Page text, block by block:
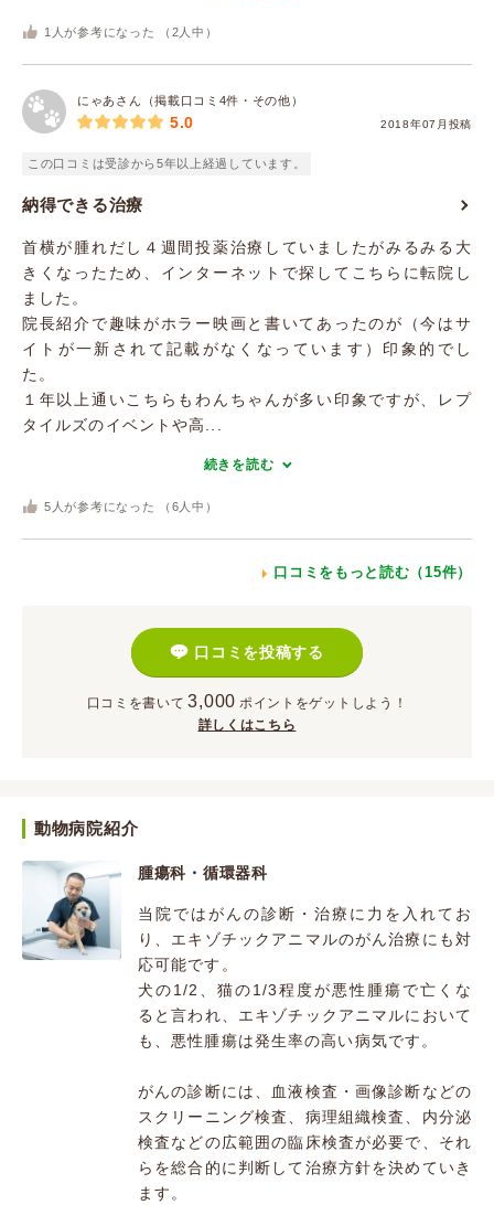
1 人が参考になった （ 2 人中）
にゃあさん（掲載口コミ4件・その他）
2018年07月投稿
5.0
この口コミは受診から5年以上経過しています。
納得できる治療
首横が腫れだし４週間投薬治療していましたがみるみる大
きくなったため、インターネットで探してこちらに転院し
ました。
院長紹介で趣味がホラー映画と書いてあったのが（今はサ
イトが一新されて記載がなくなっています）印象的でし
た。
１年以上通いこちらもわんちゃんが多い印象ですが、レプ
タイルズのイベントや高...
続きを読む
5 人が参考になった （ 6 人中）
口コミをもっと読む（15件）
口コミを投稿する
口コミを書いて 3,000 ポイント をゲットしよう！
詳しくはこちら
動物病院紹介
腫瘍科・循環器科
当院ではがんの診断・治療に力を入れてお
り、エキゾチックアニマルのがん治療にも対
応可能です。
犬の1/2、猫の1/3程度が悪性腫瘍で亡くな
ると言われ、エキゾチックアニマルにおいて
も、悪性腫瘍は発生率の高い病気です。
がんの診断には、血液検査・画像診断などの
スクリーニング検査、病理組織検査、内分泌
検査などの広範囲の臨床検査が必要で、それ
らを総合的に判断して治療方針を決めていき
ます。